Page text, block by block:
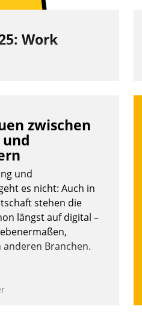
Work
Mammutprojekte
wuppen – bei
Aufgaben
Nachwuchs?
zwischen
und
und
es nicht: Auch in
stehen die
längst auf digital –
Branchen.